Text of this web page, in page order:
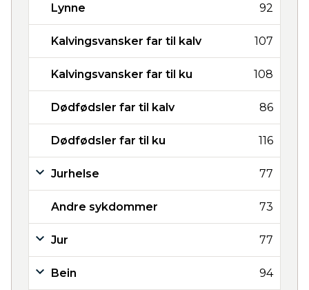
Lynne 92
Kalvingsvansker far til kalv 107
Kalvingsvansker far til ku 108
Dødfødsler far til kalv 86
Dødfødsler far til ku 116
Jurhelse 77
Andre sykdommer 73
Jur 77
Bein 94